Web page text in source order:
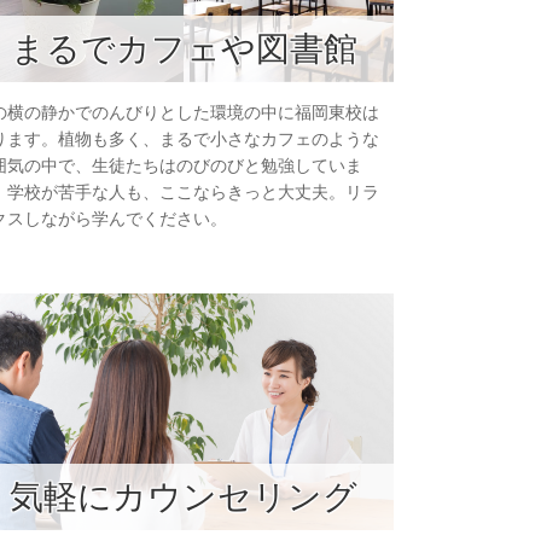
まるでカフェや図書館
横の静かでのんびりとした環境の中に福岡東校は
ます。植物も多く、まるで小さなカフェのような
気の中で、生徒たちはのびのびと勉強していま
学校が苦手な人も、ここならきっと大丈夫。リラ
スしながら学んでください。
気軽にカウンセリング